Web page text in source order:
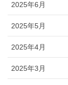
2025年6月
2025年5月
2025年4月
2025年3月